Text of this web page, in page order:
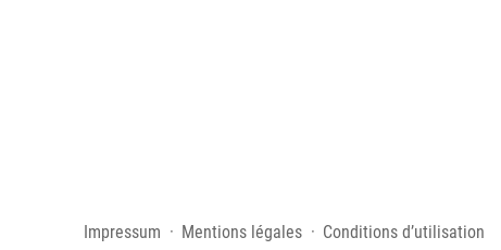
Impressum Mentions légales Conditions d’utilisation